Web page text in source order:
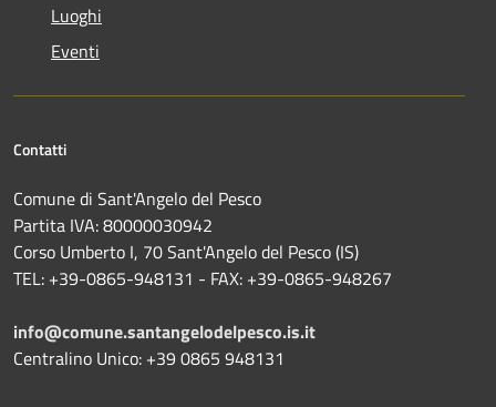
Luoghi
Eventi
Contatti
Comune di Sant'Angelo del Pesco
Partita IVA: 80000030942
Corso Umberto I, 70 Sant'Angelo del Pesco (IS)
TEL: +39-0865-948131 - FAX: +39-0865-948267
info@comune.santangelodelpesco.is.it
Centralino Unico: +39 0865 948131